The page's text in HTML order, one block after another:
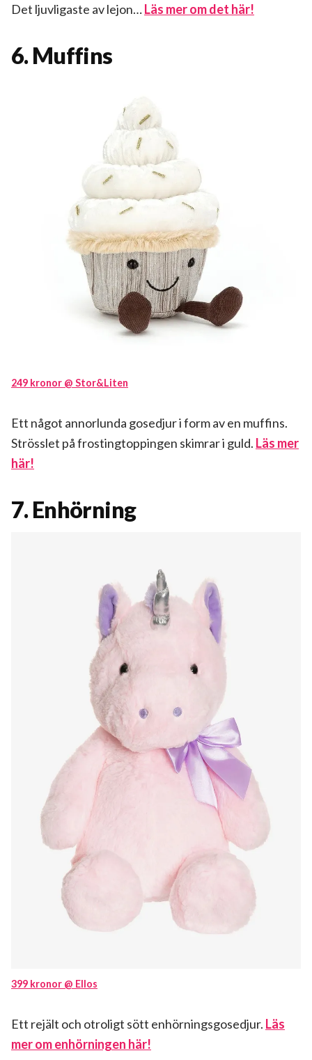
Det ljuvligaste av lejon…Läs mer om det här!
6. Muffins
249 kronor @ Stor&Liten
Ett något annorlunda gosedjur i form av en muffins.
Strösslet på frostingtoppingen skimrar i guld. Läs mer
här!
7. Enhörning
399 kronor @ Ellos
Ett rejält och otroligt sött enhörningsgosedjur. Läs
mer om enhörningen här!